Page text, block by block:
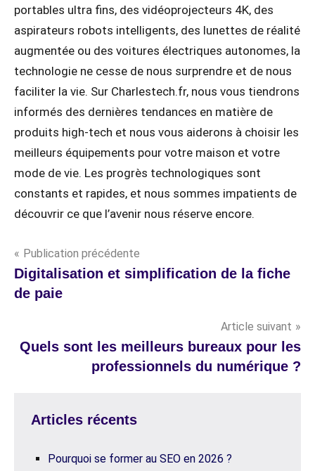
portables ultra fins, des vidéoprojecteurs 4K, des
aspirateurs robots intelligents, des lunettes de réalité
augmentée ou des voitures électriques autonomes, la
technologie ne cesse de nous surprendre et de nous
faciliter la vie. Sur Charlestech.fr, nous vous tiendrons
informés des dernières tendances en matière de
produits high-tech et nous vous aiderons à choisir les
meilleurs équipements pour votre maison et votre
mode de vie. Les progrès technologiques sont
constants et rapides, et nous sommes impatients de
découvrir ce que l’avenir nous réserve encore.
Navigation
de
Publication précédente
Digitalisation et simplification de la fiche
de paie
Article suivant
Quels sont les meilleurs bureaux pour les
professionnels du numérique ?
Articles récents
Pourquoi se former au SEO en 2026 ?